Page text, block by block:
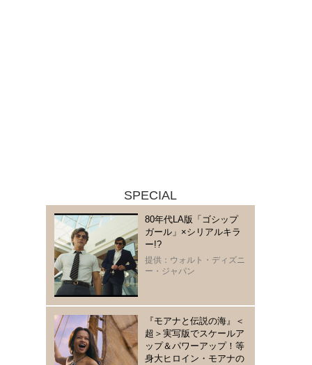
SPECIAL
80年代LA版「ゴシップ
ガール」×シリアルキラ
ー!?
提供：ウォルト・ディズニ
ー・ジャパン
『モアナと伝説の海』＜
超＞実写版でスケールア
ップ＆パワーアップ！等
身大ヒロイン・モアナの